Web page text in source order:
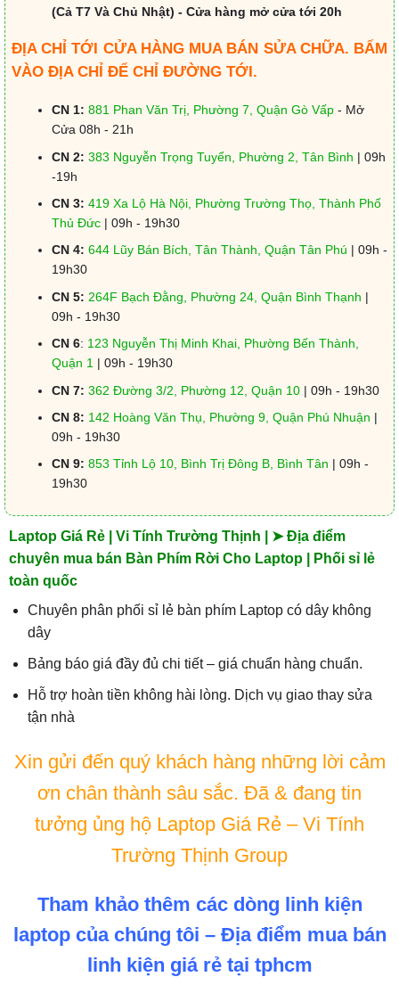
(Cả T7 Và Chủ Nhật) - Cửa hàng mở cửa tới 20h
ĐỊA CHỈ TỚI CỬA HÀNG MUA BÁN SỬA CHỮA. BẤM
VÀO ĐỊA CHỈ ĐỂ CHỈ ĐƯỜNG TỚI.
CN 1: 881 Phan Văn Trị, Phường 7, Quận Gò Vấp- Mở
Cửa 08h - 21h
CN 2: 383 Nguyễn Trọng Tuyển, Phường 2, Tân Bình | 09h
-19h
CN 3: 419 Xa Lộ Hà Nội, Phường Trường Thọ, Thành Phố
Thủ Đức| 09h - 19h30
CN 4: 644 Lũy Bán Bích, Tân Thành, Quận Tân Phú | 09h -
19h30
CN 5: 264F Bạch Đằng, Phường 24, Quận Bình Thạnh |
09h - 19h30
CN 6: 123 Nguyễn Thị Minh Khai, Phường Bến Thành,
Quận 1 | 09h - 19h30
CN 7: 362 Đường 3/2, Phường 12, Quận 10| 09h - 19h30
CN 8: 142 Hoàng Văn Thụ, Phường 9, Quận Phú Nhuận |
09h - 19h30
CN 9: 853 Tỉnh Lộ 10, Bình Trị Đông B, Bình Tân | 09h -
19h30
Laptop Giá Rẻ | Vi Tính Trường Thịnh | ➤ Địa điểm
chuyên mua bán Bàn Phím Rời Cho Laptop | Phối sỉ lẻ
toàn quốc
Chuyên phân phối sỉ lẻ bàn phím Laptop có dây không
dây
Bảng báo giá đầy đủ chi tiết – giá chuẩn hàng chuẩn.
Hỗ trợ hoàn tiền không hài lòng. Dịch vụ giao thay sửa
tận nhà
Xin gửi đến quý khách hàng những lời cảm
ơn chân thành sâu sắc. Đã & đang tin
tưởng ủng hộ Laptop Giá Rẻ – Vi Tính
Trường Thịnh Group
Tham khảo thêm các dòng linh kiện
laptop của chúng tôi – Địa điểm mua bán
linh kiện giá rẻ tại tphcm